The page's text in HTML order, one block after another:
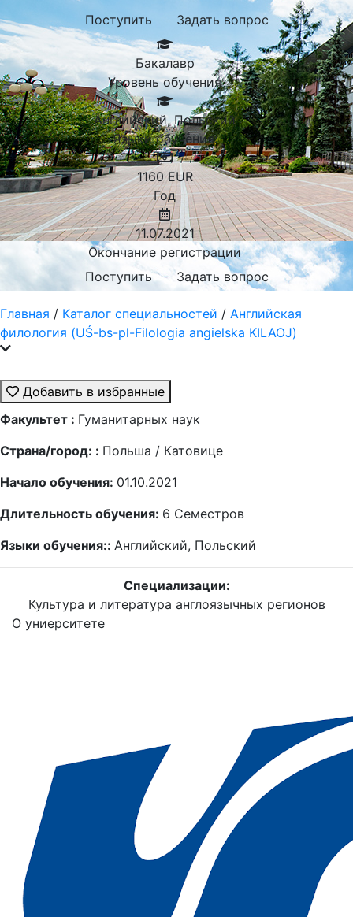
Поступить Задать вопрос
Бакалавр
Уровень обучения
Английский, Польский
Языки обучения:
1160 EUR
Год
11.07.2021
Окончание регистрации
Поступить
Задать вопрос
Главная / Каталог специальностей / Английская
филология (UŚ-bs-pl-Filologia angielska KILAOJ)
Добавить в избранные
Факультет : Гуманитарных наук
Страна/город: : Польша / Катовице
Начало обучения: 01.10.2021
Длительность обучения: 6 Семестров
Языки обучения:: Английский, Польский
Специализации:
Культура и литература англоязычных регионов
О униерситете